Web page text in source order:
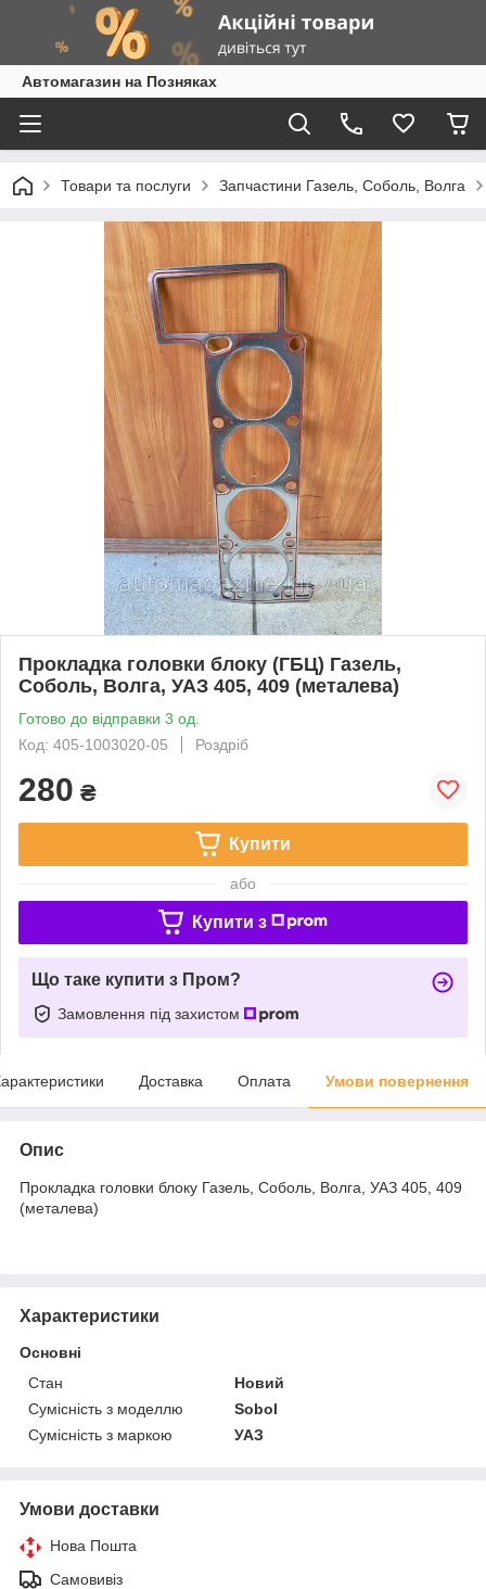
Автомагазин на Позняках
Товари та послуги Запчастини Газель, Соболь, Волга
Прокладка головки блоку (ГБЦ) Газель,
Соболь, Волга, УАЗ 405, 409 (металева)
Готово до відправки 3 од.
Код: 405-1003020-05
Роздріб
280 ₴
Купити
або
Купити з
Що таке купити з Пром?
Замовлення під захистом
Доставка Оплата Умови повернення
Опис
Прокладка головки блоку Газель, Соболь, Волга, УАЗ 405, 409
(металева)
Характеристики
Основні
Стан
Новий
Сумісність з моделлю
Sobol
Сумісність з маркою
УАЗ
Умови доставки
Нова Пошта
Самовивіз